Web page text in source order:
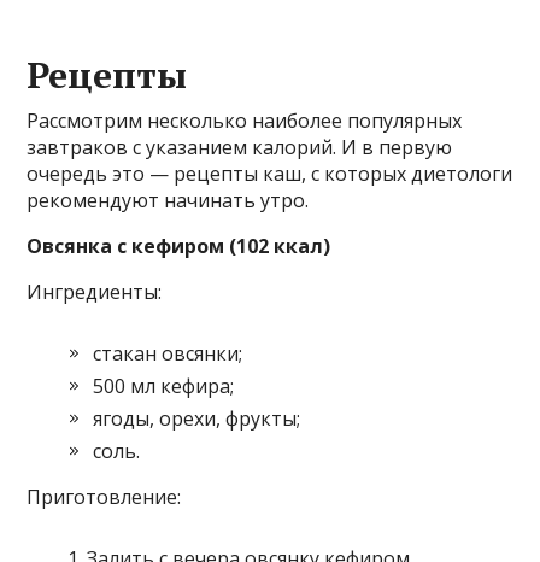
Рецепты
Рассмотрим несколько наиболее популярных
завтраков с указанием калорий. И в первую
очередь это — рецепты каш, с которых диетологи
рекомендуют начинать утро.
Овсянка с кефиром (102 ккал)
Ингредиенты:
стакан овсянки;
500 мл кефира;
ягоды, орехи, фрукты;
соль.
Приготовление: